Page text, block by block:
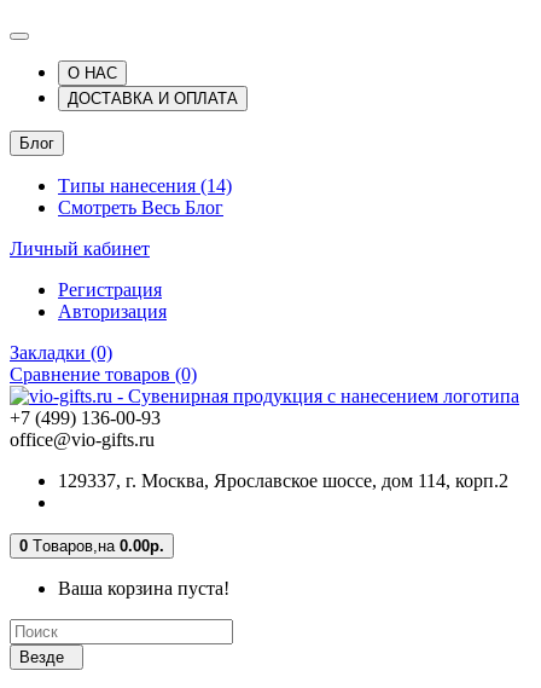
О НАС
ДОСТАВКА И ОПЛАТА
Блог
Типы нанесения (14)
Смотреть Весь Блог
Личный кабинет
Регистрация
Авторизация
Закладки (0)
Сравнение товаров (0)
+7 (499) 136-00-93
office@vio-gifts.ru
129337, г. Москва, Ярославское шоссе, дом 114, корп.2
0 Tоваров,на 0.00р.
Ваша корзина пуста!
Везде